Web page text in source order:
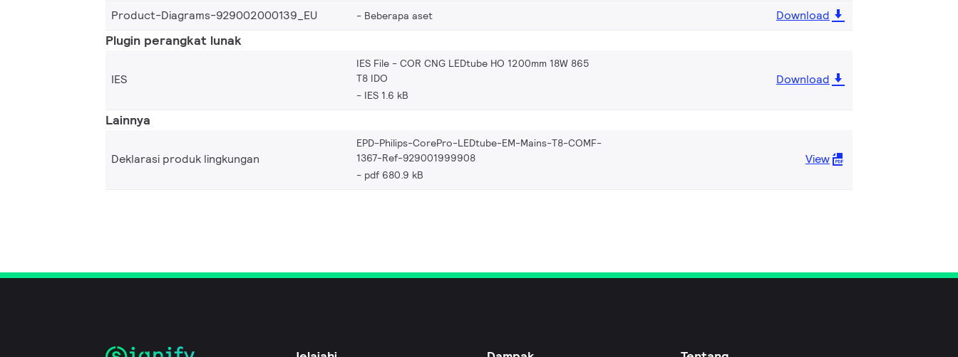
Product-Diagrams-929002000139_EU
Beberapa aset Download
Plugin perangkat lunak
IES
IES File - COR CNG LEDtube HO 1200mm 18W 865
T8 IDO
IES 1.6 kB
Download
Lainnya
Deklarasi produk lingkungan
EPD-Philips-CorePro-LEDtube-EM-Mains-T8-COMF-
1367-Ref-929001999908
pdf 680.9 kB
View